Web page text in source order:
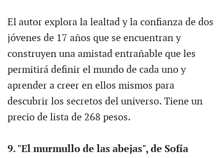
El autor explora la lealtad y la confianza de dos
jóvenes de 17 años que se encuentran y
construyen una amistad entrañable que les
permitirá definir el mundo de cada uno y
aprender a creer en ellos mismos para
descubrir los secretos del universo. Tiene un
precio de lista de 268 pesos.
9. "El murmullo de las abejas", de Sofía